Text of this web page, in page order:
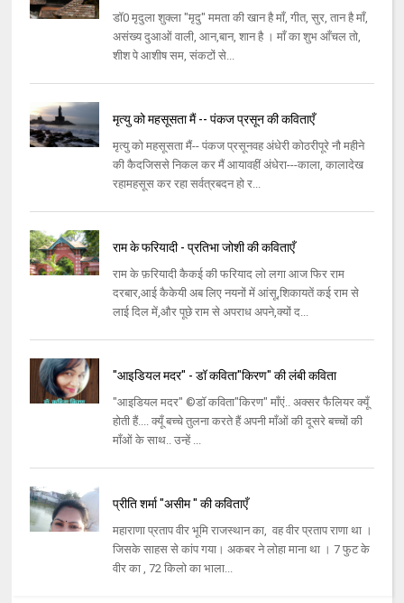
डॉ0 मृदुला शुक्ला "मृदु" ममता की खान है माँ, गीत, सुर, तान है माँ,
असंख्य दुआओं वाली, आन,बान, शान है । माँ का शुभ आँचल तो,
शीश पे आशीष सम, संकटों से...
मृत्यु को महसूसता मैं -- पंकज प्रसून की कविताएँ
मृत्यु को महसूसता मैं-- पंकज प्रसूनवह अंधेरी कोठरीपूरे नौ महीने
की कैदजिससे निकल कर मैं आयावहीं अंधेरा---काला, कालादेख
रहामहसूस कर रहा सर्वत्रबदन हो र...
राम के फरियादी - प्रतिभा जोशी की कविताएँ
राम के फ़रियादी कैकई की फरियाद लो लगा आज फिर राम
दरबार,आई कैकेयी अब लिए नयनों में आंसू,शिकायतें कई राम से
लाई दिल में,और पूछे राम से अपराध अपने,क्यों द...
"आइडियल मदर" - डॉ कविता"किरण" की लंबी कविता
"आइडियल मदर" ©डॉ कविता"किरण" माँएं.. अक्सर फैलियर क्यूँ
होती हैं.... क्यूँ बच्चे तुलना करते हैं अपनी माँओं की दूसरे बच्चों की
माँओं के साथ.. उन्हें ...
प्रीति शर्मा "असीम " की कविताएँ
महाराणा प्रताप वीर भूमि राजस्थान का, वह वीर प्रताप राणा था ।
जिसके साहस से कांप गया। अकबर ने लोहा माना था । 7 फुट के
वीर का , 72 किलो का भाला...